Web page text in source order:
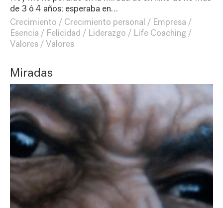
de 3 ó 4 años; esperaba en…
Crecimiento
Crecimiento personal
Empresa
Esencia
Felicidad Liderazgo
Life Coaching
Valores
Valores
Miradas